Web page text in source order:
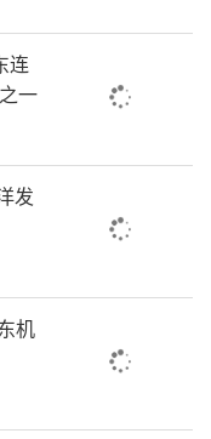
污染物排放的施
装物料全部苫
。矿山（含煤
障类）等涉及
10辆次以上）
放标准重型载货
车辆、危化品
业厂区和工业
准非道路移动
连
一
发
机